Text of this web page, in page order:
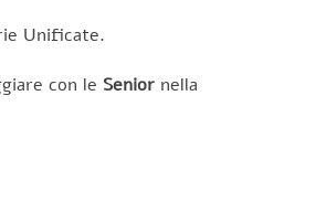
Unificate.
con le Senior nella